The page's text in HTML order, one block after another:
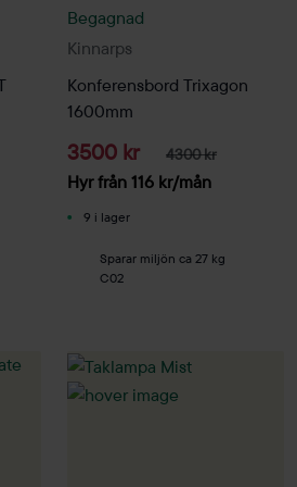
Kinnarps
Begagnad
Konferensbord Trixagon
1600mm
3500 kr 4300 kr
Hyr från 116 kr/mån
9 i lager
Sparar miljön ca 27 kg
C02